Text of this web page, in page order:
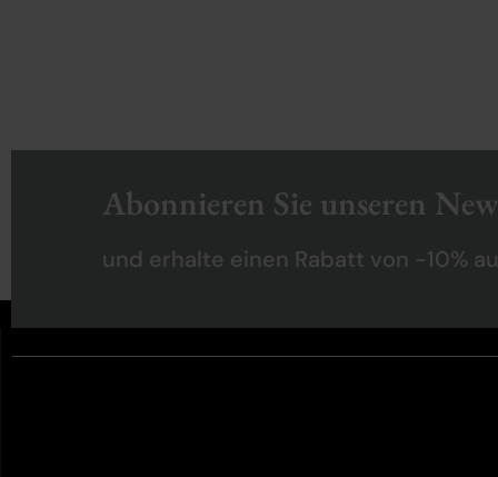
Abonnieren Sie unseren
und erhalte einen Rabatt von -10%